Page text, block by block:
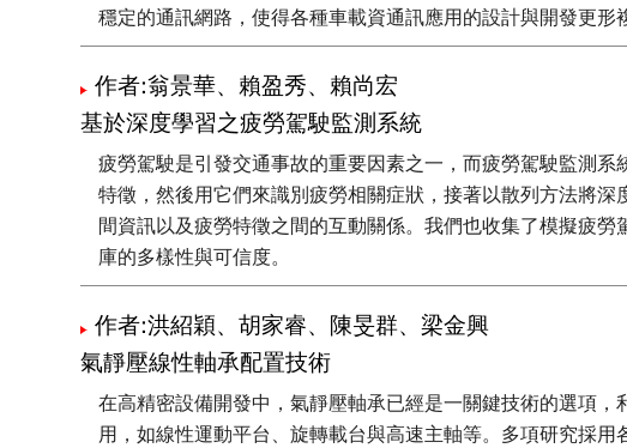
穩定的通訊網路，使得各種車載資通訊應用的設計與開發更
作者:翁景華、賴盈秀、賴尚宏
基於深度學習之疲勞駕駛監測系統
疲勞駕駛是引發交通事故的重要因素之一，而疲勞駕駛監測
特徵，然後用它們來識別疲勞相關症狀，接著以散列方法將
間資訊以及疲勞特徵之間的互動關係。我們也收集了模擬疲
庫的多樣性與可信度。
作者:洪紹穎、胡家睿、陳旻群、梁金興
氣靜壓線性軸承配置技術
在高精密設備開發中，氣靜壓軸承已經是一關鍵技術的選項
用，如線性運動平台、旋轉載台與高速主軸等。多項研究採